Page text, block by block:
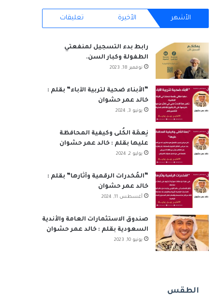
RSS
الأشهر الأخيرة تعليقات
رابط بدء التسجيل لمنفعتي
الطفولة وكبار السن.
نوفمبر 18, 2023
“الأبناء ضحية لتربية الآباء” بقلم :
خالد عمر حشوان
يونيو 3, 2024
نِعمَة الكُلى وكيفية المحافظة
عليها بقلم : خالد عمر حشوان
يوليو 2, 2024
“المُخدرات الرقمية وآثارها” بقلم :
خالد عمر حشوان
أغسطس 11, 2024
صندوق الاستثمارات العامة والأندية
السعودية بقلم : خالد عمر حشوان
يونيو 10, 2023
الطقس